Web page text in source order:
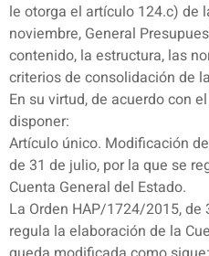
le otorga el artículo 124.c) de
noviembre, General
contenido, la estructura, las
criterios de consolidación de
En su virtud, de acuerdo con
disponer:
Artículo único. Modificación
de 31 de julio, por la que se
Cuenta General del Estado.
La Orden HAP/1724/2015, de
regula la elaboración de la